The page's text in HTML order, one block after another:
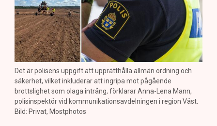
Det är polisens uppgift att upprätthålla allmän ordning och
säkerhet, vilket inkluderar att ingripa mot pågående
brottslighet som olaga intrång, förklarar Anna-Lena Mann,
polisinspektör vid kommunikationsavdelningen i region Väst.
Bild: Privat, Mostphotos